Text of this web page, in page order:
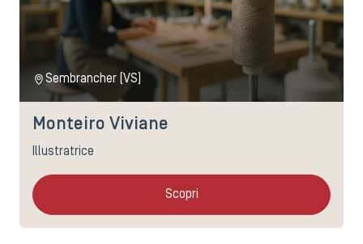
Sembrancher (VS)
Monteiro Viviane
Illustratrice
Scopri